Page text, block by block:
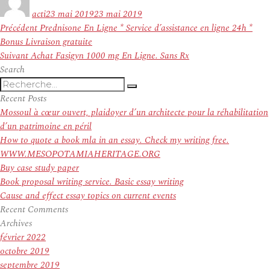
actile
23 mai 201923 mai 2019
Navigation
de
l’article
PrécédentArticle
précédent :
Prednisone En Ligne * Service d’assistance en ligne 24h *
Bonus Livraison gratuite
SuivantArticle
Achat Fasigyn 1000 mg En Ligne. Sans Rx
Search
Recherche
pour
:
Recherche
Recent Posts
Mossoul à cœur ouvert, plaidoyer d’un architecte pour la réhabilitation
d’un patrimoine en péril
How to quote a book mla in an essay. Check my writing free.
WWW.MESOPOTAMIAHERITAGE.ORG
Buy case study paper
Book proposal writing service. Basic essay writing
Cause and effect essay topics on current events
Recent Comments
Archives
février 2022
octobre 2019
septembre 2019